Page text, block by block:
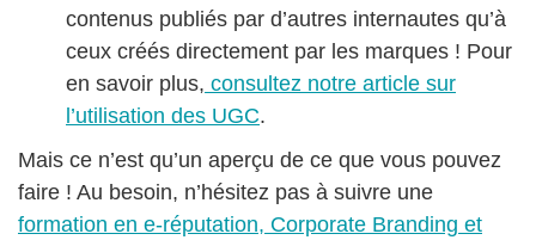
contenus publiés par d’autres internautes qu’à
ceux créés directement par les marques ! Pour
en savoir plus, consultez notre article sur
l’utilisation des UGC.
Mais ce n’est qu’un aperçu de ce que vous pouvez
faire ! Au besoin, n’hésitez pas à suivre une
formation en e-réputation, Corporate Branding et